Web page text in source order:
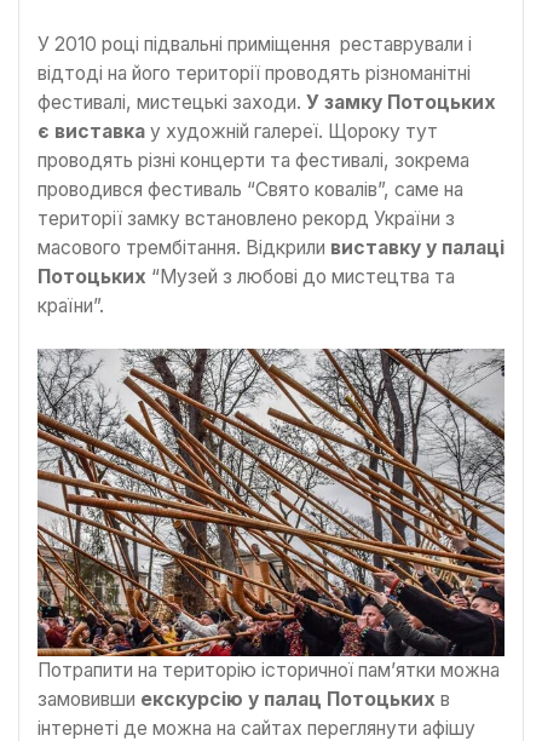
У 2010 році підвальні приміщення реставрували і
відтоді на його території проводять різноманітні
фестивалі, мистецькі заходи. У замку Потоцьких
є виставка у художній галереї. Щороку тут
проводять різні концерти та фестивалі, зокрема
проводився фестиваль “Свято ковалів”, саме на
території замку встановлено рекорд України з
масового трембітання. Відкрили виставку у палаці
Потоцьких “Музей з любові до мистецтва та
країни”.
Потрапити на територію історичної пам’ятки можна
замовивши екскурсію у палац Потоцьких в
інтернеті де можна на сайтах переглянути афішу